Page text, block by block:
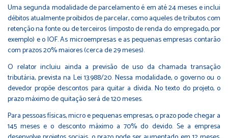
Uma segunda modalidade de parcelamento é em até 24 meses e inclui
débitos atualmente proibidos de parcelar, como aqueles de tributos com
retenção na fonte ou de terceiros (imposto de renda do empregado, por
exemplo) e o IOF. As microempresas e as pequenas empresas contarão
com prazos 20% maiores (cerca de 29 meses).
O relator incluiu ainda a previsão de uso da chamada transação
tributária, prevista na Lei 13.988/20. Nessa modalidade, o governo ou o
devedor propõe descontos para quitar a dívida. No texto do projeto, o
prazo máximo de quitação será de 120 meses.
Para pessoas físicas, micro e pequenas empresas, o prazo pode chegar a
145 meses e o desconto máximo a 70% do devido. Se a empresa